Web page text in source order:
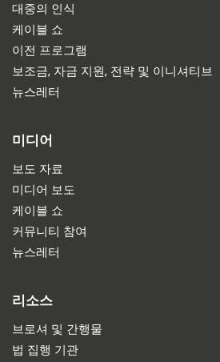
대중의 인식
케이블 쇼
이전 프로그램
보조금, 자금 지원, 전략 및 이니셔티브
뉴스레터
미디어
보도 자료
미디어 보도
케이블 쇼
커뮤니티 참여
뉴스레터
리소스
브로셔 및 간행물
법 집행 기관